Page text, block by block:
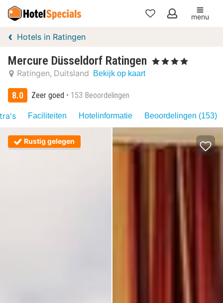
Mijn
menu
Hotels in Ratingen
Mercure Düsseldorf Ratingen , 4 Sterren
Ratingen Duitsland Bekijk op kaart
8.0 Zeer goed 153 Beoordelingen
Faciliteiten Hotelinformatie Beoordelingen (153)
Rustig gelegen